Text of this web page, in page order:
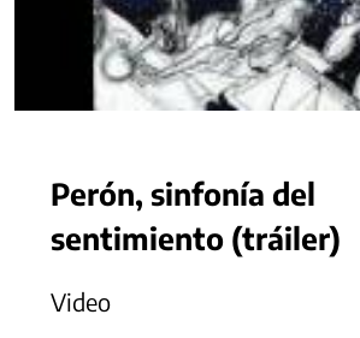
Perón, sinfonía del
sentimiento (tráiler)
Video